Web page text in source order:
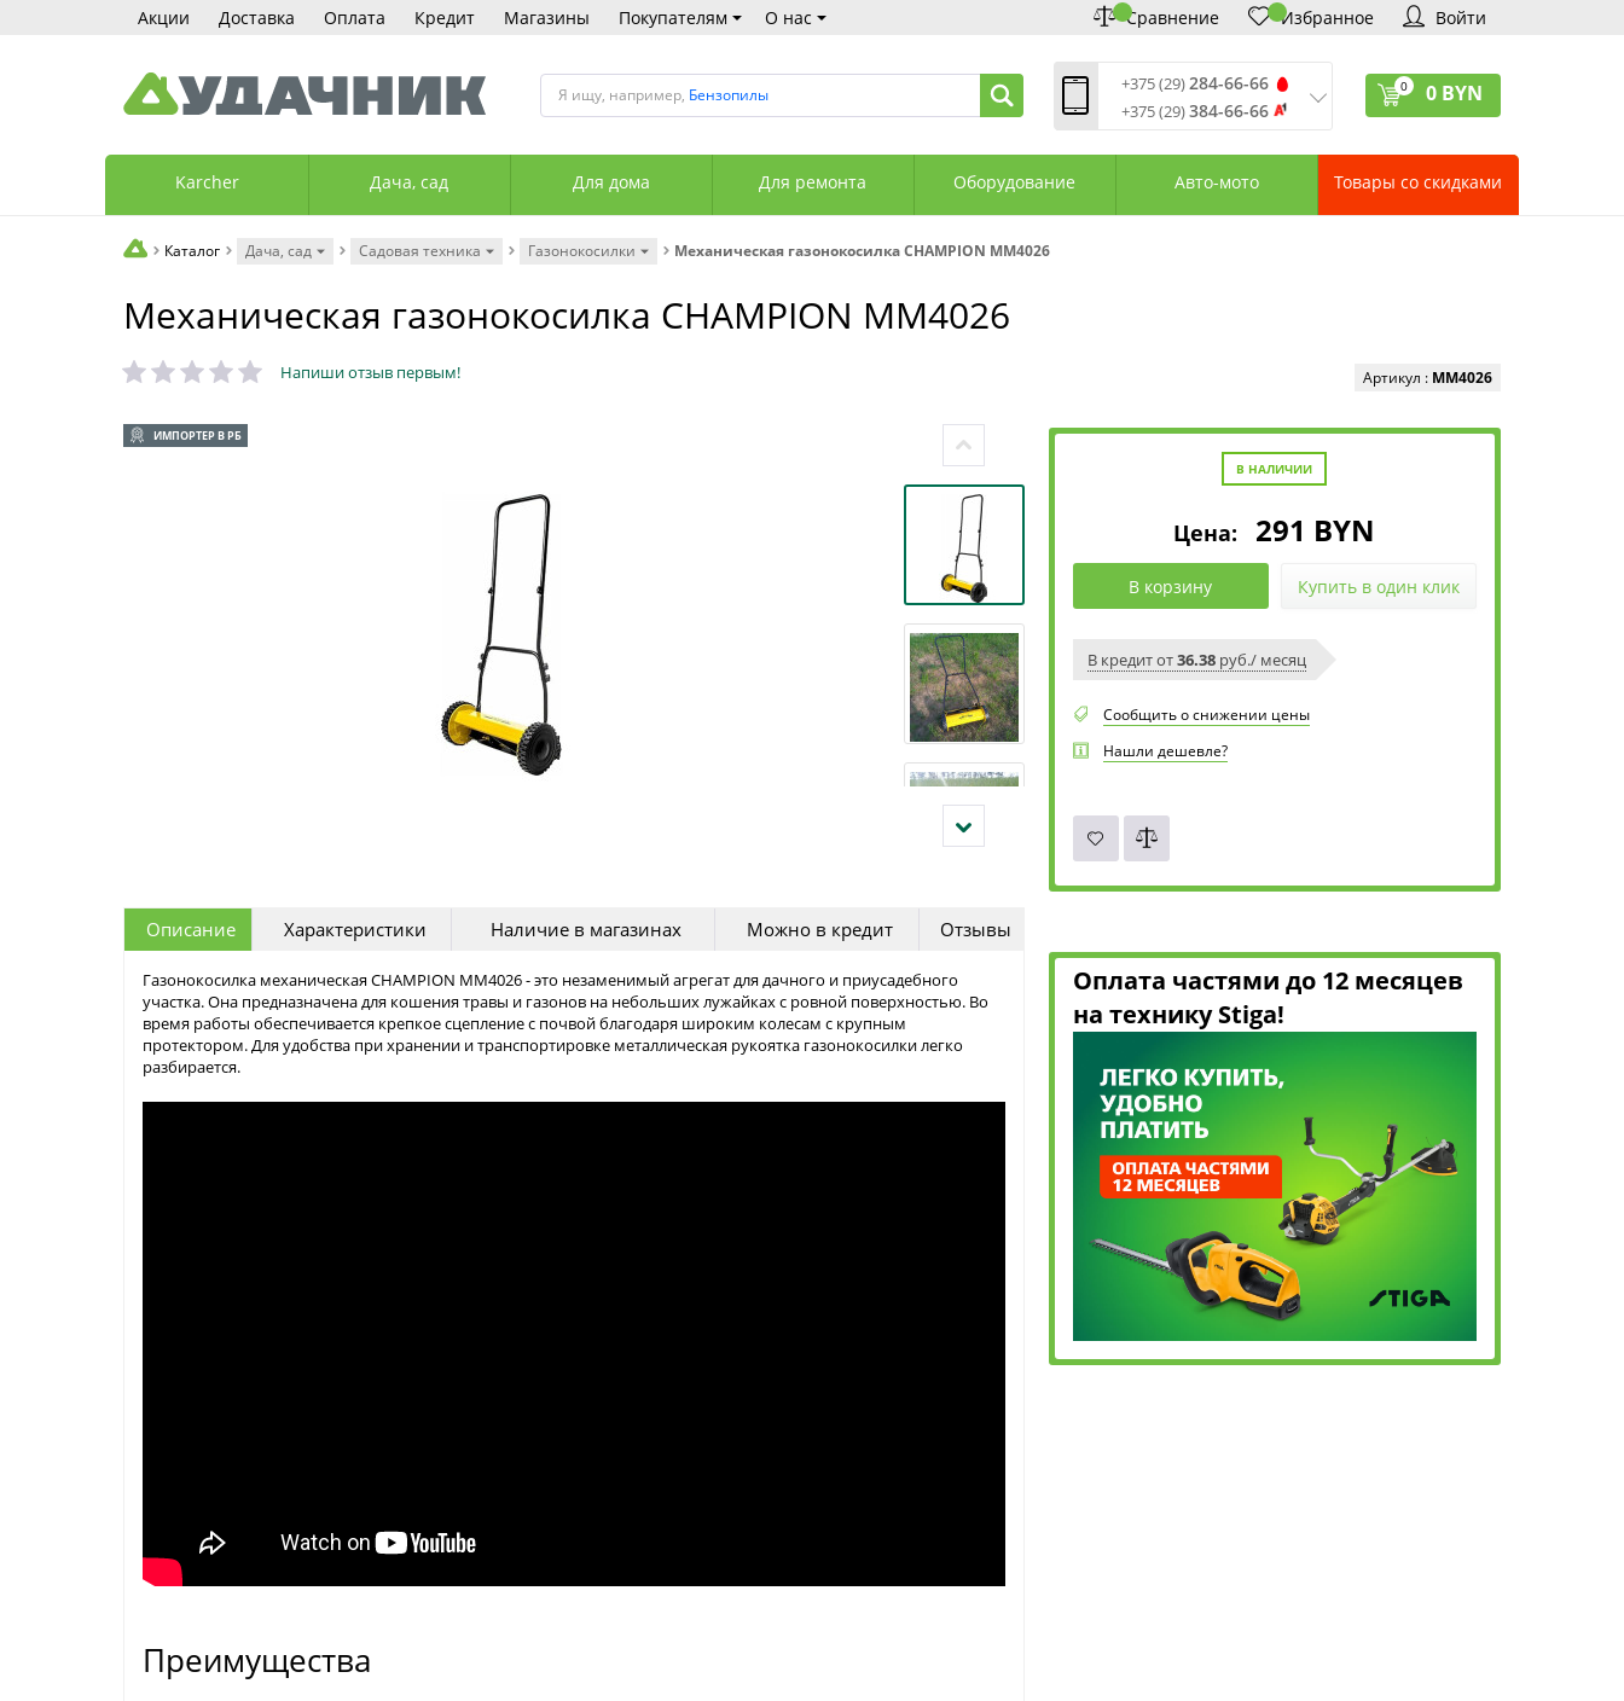
Акции Доставка Оплата Кредит Магазины Покупателям О нас Сравнение Избранное Войти
Я ищу, например, Бензопилы +375 (29)284-66-66
+375 (29)384-66-66
Сб: 10:00—18:00
0 0 BYN
Karcher Дача, сад Для дома Для ремонта Оборудование Авто-мото Товары со скидками
Каталог Дача, сад Садовая техника Газонокосилки Механическая газонокосилка CHAMPION MM4026
Механическая газонокосилка CHAMPION MM4026
Напиши отзыв первым!
ИМПОРТЕР В РБ
Артикул : MM4026
В НАЛИЧИИ
Цена: 291 BYN
В корзину Купить в один клик
В кредит от36.38руб./ месяц
Сообщить о снижении цены
Нашли дешевле?
Оплата частями до 12 месяцев
на технику Stiga!
Описание Характеристики Наличие в магазинах Можно в кредит Отзывы
Газонокосилка механическая CHAMPION MM4026 - это незаменимый агрегат для дачного и приусадебного
участка. Она предназначена для кошения травы и газонов на небольших лужайках с ровной поверхностью. Во
время работы обеспечивается крепкое сцепление с почвой благодаря широким колесам с крупным
протектором. Для удобства при хранении и транспортировке металлическая рукоятка газонокосилки легко
разбирается.
Преимущества